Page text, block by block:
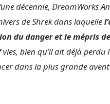
décennie, DreamWorks
de Shrek dans laquelle
du danger et le mépris
bien qu’il ait déjà
dans la plus grande